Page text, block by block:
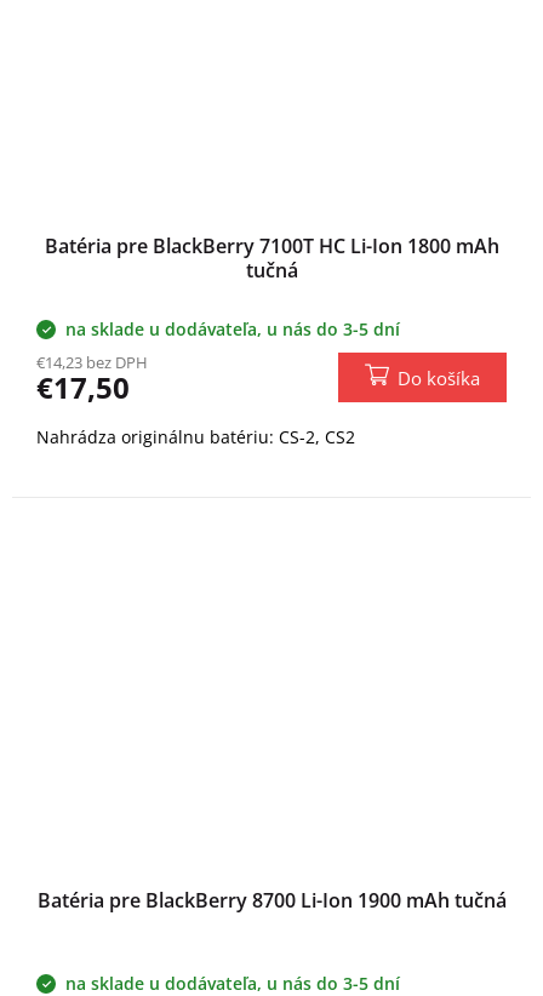
Batéria pre BlackBerry 7100T HC Li-Ion 1800 mAh
tučná
na sklade u dodávateľa, u nás do 3-5 dní
€14,23 bez DPH
€17,50 Do košíka
Nahrádza originálnu batériu: CS-2, CS2
Batéria pre BlackBerry 8700 Li-Ion 1900 mAh tučná
na sklade u dodávateľa, u nás do 3-5 dní